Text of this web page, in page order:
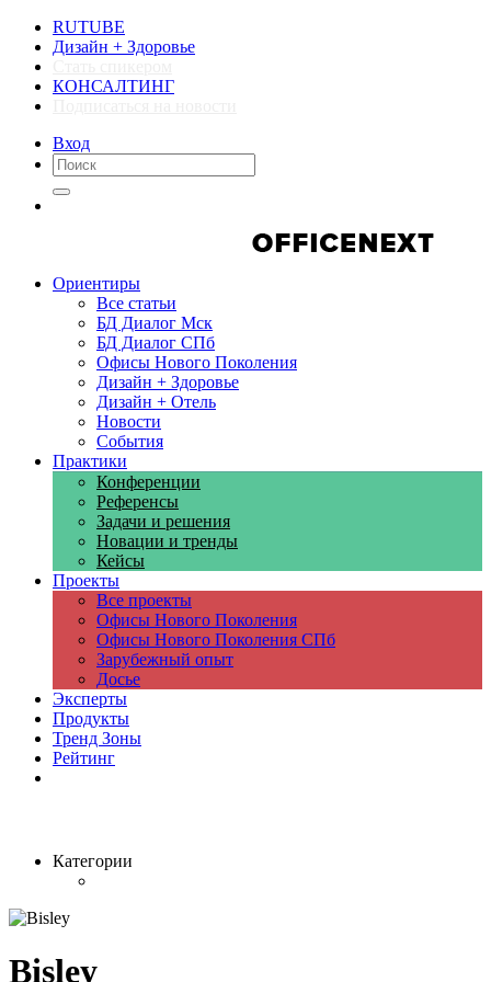
RUTUBE
Дизайн + Здоровье
КОНСАЛТИНГ
Вход
Ориентиры
Все статьи
БД Диалог Мск
БД Диалог СПб
Офисы Нового Поколения
Дизайн + Здоровье
Дизайн + Отель
Новости
События
Практики
Конференции
Референсы
Задачи и решения
Новации и тренды
Кейсы
Проекты
Все проекты
Офисы Нового Поколения
Офисы Нового Поколения СПб
Зарубежный опыт
Досье
Эксперты
Продукты
Тренд Зоны
Рейтинг
Категории
Bisley